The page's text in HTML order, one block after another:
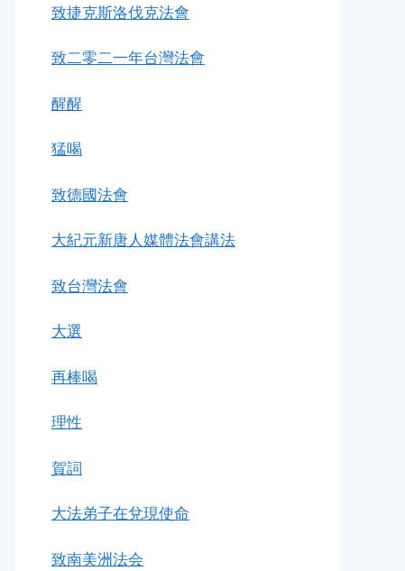
致捷克斯洛伐克法會
致二零二一年台灣法會
醒醒
猛喝
致德國法會
大紀元新唐人媒體法會講法
致台灣法會
大選
再棒喝
理性
賀詞
大法弟子在兌現使命
致南美洲法会